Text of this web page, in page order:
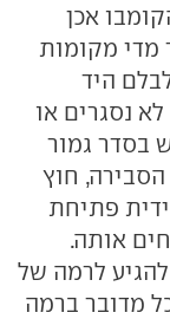
אכן
מדי מקומות
היד
נסגרים או
בסדר גמור
חוץ
פתיחת
אותה.
לרמה של
מדובר ברמה